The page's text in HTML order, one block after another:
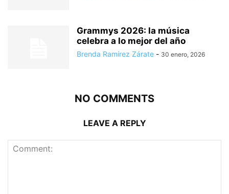
Grammys 2026: la música
celebra a lo mejor del año
Brenda Ramírez Zárate - 30 enero, 2026
NO COMMENTS
LEAVE A REPLY